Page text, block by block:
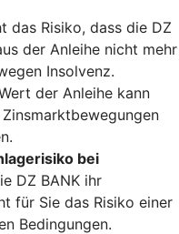
das Risiko, dass die DZ
der Anleihe nicht mehr
Insolvenz.
der Anleihe kann
bei
DZ BANK ihr
für Sie das Risiko einer
Bedingungen.